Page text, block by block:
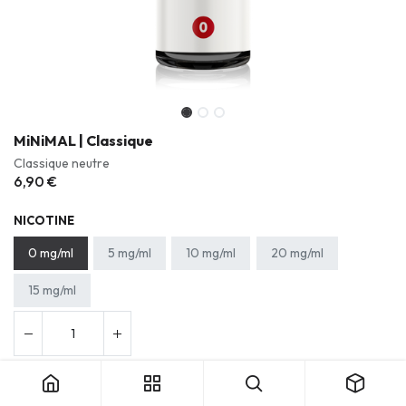
MiNiMAL | Classique
Classique neutre
6,90 €
NICOTINE
0 mg/ml 5 mg/ml 10 mg/ml 20 mg/ml
15 mg/ml
Ajouter au panier